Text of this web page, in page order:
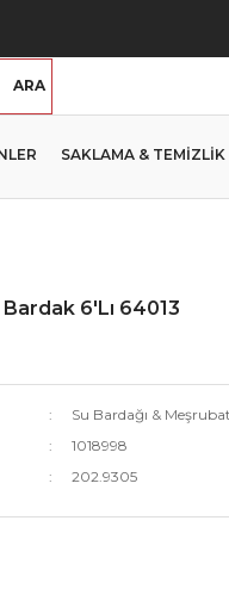
ARA
SAKLAMA & TEMİZLİK
6'Lı 64013
Su Bardağı &
1018998
202.9305